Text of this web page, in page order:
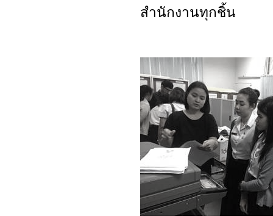
สำนักงานทุกชิ้น